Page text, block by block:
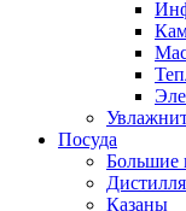
Посуда
Большие
Казаны